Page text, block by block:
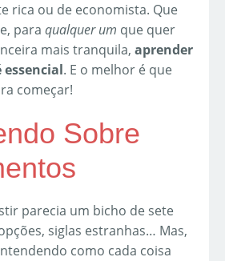
rica ou de economista. Que
para qualquer um que quer
mais tranquila, aprender
. E o melhor é que
começar!
Sobre
parecia um bicho de sete
siglas estranhas… Mas,
como cada coisa